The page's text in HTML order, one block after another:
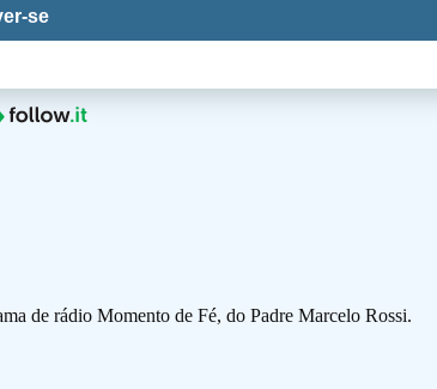
se
de rádio Momento de Fé, do Padre Marcelo Rossi.